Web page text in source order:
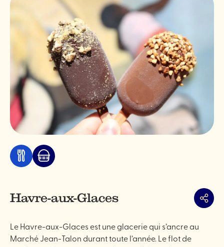
MangerMarché
Havre-aux-Glaces
Le Havre-aux-Glaces est une glacerie qui s’ancre au
Marché Jean-Talon durant toute l’année. Le flot de